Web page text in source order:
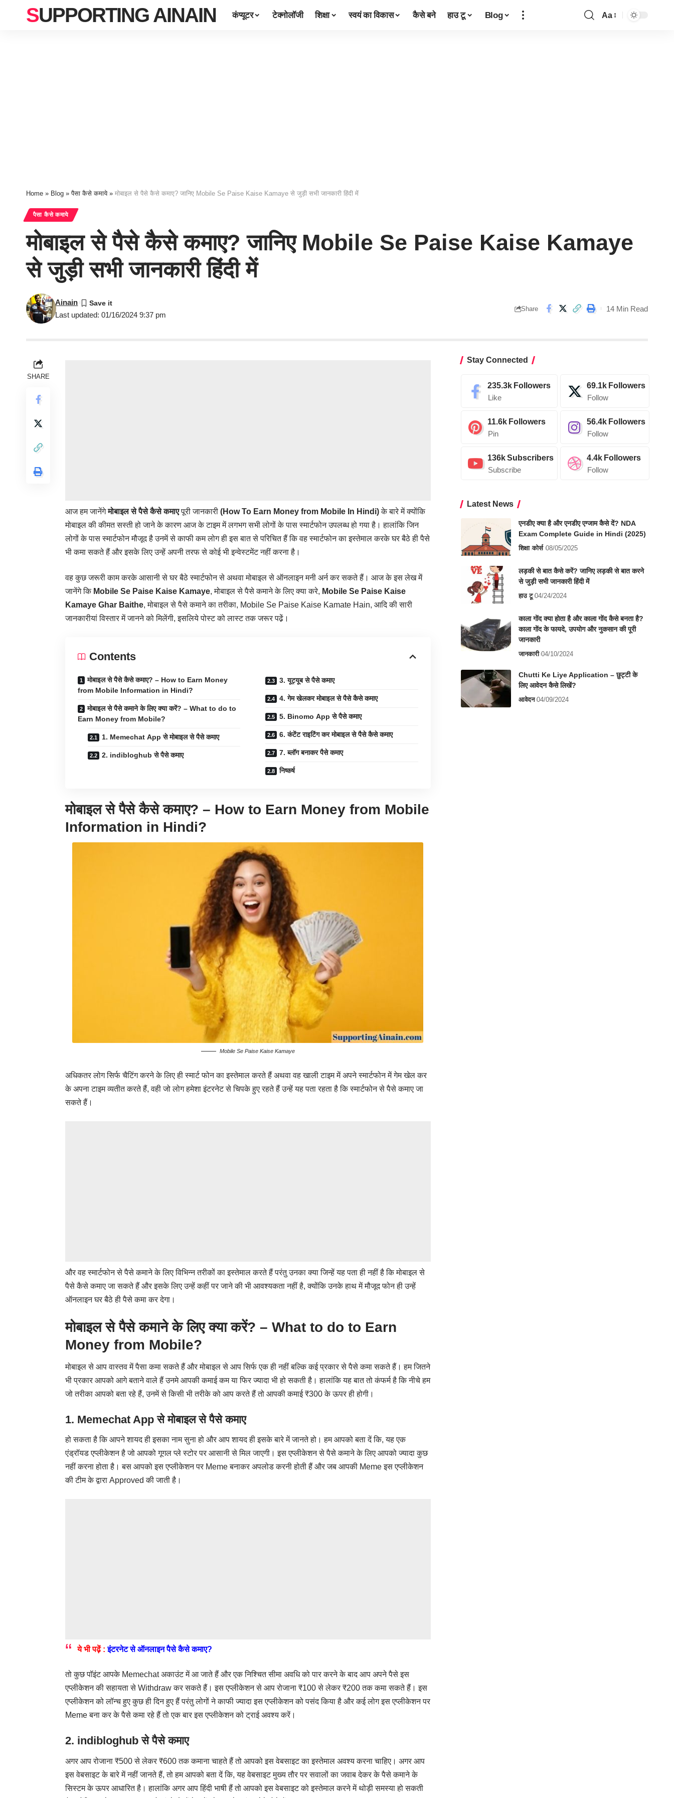
SUPPORTING AINAIN कंप्यूटर टेक्नोलॉजी शिक्षा स्वयं का विकास कैसे बने हाउ टू Blog Aa
Home » Blog »पैसा कैसे कमाये» मोबाइल से पैसे कैसे कमाए? जानिए Mobile Se Paise Kaise Kamaye से जुड़ी सभी जानकारी हिंदी में
पैसा कैसे कमाये
मोबाइल से पैसे कैसे कमाए? जानिए Mobile Se Paise Kaise Kamaye
से जुड़ी सभी जानकारी हिंदी में
Last updated: 01/16/2024 9:37 pm
Ainain
Share 14 Min Read
SHARE
आज हम जानेंगेमोबाइल से पैसे कैसे कमाएपूरी जानकारी (How To Earn Money from Mobile In Hindi)के बारे में क्योंकि
मोबाइल की कीमत सस्ती हो जाने के कारण आज के टाइम में लगभग सभी लोगों के पास स्मार्टफोन उपलब्ध हो गया है। हालांकि जिन
लोगों के पास स्मार्टफोन मौजूद है उनमें से काफी कम लोग ही इस बात से परिचित हैं कि वह स्मार्टफोन का इस्तेमाल करके घर बैठे ही पैसे
भी कमा सकते हैं और इसके लिए उन्हें अपनी तरफ से कोई भी इन्वेस्टमेंट नहीं करना है।
वह कुछ जरूरी काम करके आसानी से घर बैठे स्मार्टफोन से अथवा मोबाइल से ऑनलाइन मनी अर्न कर सकते हैं। आज के इस लेख में
जानेंगे कि Mobile Se Paise Kaise Kamaye, मोबाइल से पैसे कमाने के लिए क्या करे, Mobile Se Paise Kaise
Kamaye Ghar Baithe, मोबाइल से पैसे कमाने का तरीका, Mobile Se Paise Kaise Kamate Hain, आदि की सारी
जानकारीयां विस्तार में जानने को मिलेंगी, इसलिये पोस्ट को लास्ट तक जरूर पढे़ं।
Contents
मोबाइल से पैसे कैसे कमाए? – How to Earn Money
from Mobile Information in Hindi?
मोबाइल से पैसे कमाने के लिए क्या करें? – What to do to
Earn Money from Mobile?
1. Memechat App से मोबाइल से पैसे कमाए
2. indibloghub से पैसे कमाए
3. यूट्यूब से पैसे कमाए
4. गेम खेलकर मोबाइल से पैसे कैसे कमाए
5. Binomo App से पैसे कमाए
6. कंटेंट राइटिंग कर मोबाइल से पैसे कैसे कमाए
7. ब्लॉग बनाकर पैसे कमाए
निष्कर्ष
मोबाइल से पैसे कैसे कमाए? – How to Earn Money from Mobile
Information in Hindi?
Mobile Se Paise Kaise Kamaye
अधिकतर लोग सिर्फ चैटिंग करने के लिए ही स्मार्ट फोन का इस्तेमाल करते हैं अथवा वह खाली टाइम में अपने स्मार्टफोन में गेम खेल कर
के अपना टाइम व्यतीत करते हैं, वही जो लोग हमेशा इंटरनेट से चिपके हुए रहते हैं उन्हें यह पता रहता है कि स्मार्टफोन से पैसे कमाए जा
सकते हैं।
और वह स्मार्टफोन से पैसे कमाने के लिए विभिन्न तरीकों का इस्तेमाल करते हैं परंतु उनका क्या जिन्हें यह पता ही नहीं है कि मोबाइल से
पैसे कैसे कमाए जा सकते हैं और इसके लिए उन्हें कहीं पर जाने की भी आवश्यकता नहीं है, क्योंकि उनके हाथ में मौजूद फोन ही उन्हें
ऑनलाइन घर बैठे ही पैसे कमा कर देगा।
मोबाइल से पैसे कमाने के लिए क्या करें? – What to do to Earn
Money from Mobile?
मोबाइल से आप वास्तव में पैसा कमा सकते हैं और मोबाइल से आप सिर्फ एक ही नहीं बल्कि कई प्रकार से पैसे कमा सकते हैं। हम जितने
भी प्रकार आपको आगे बताने वाले हैं उनमे आपकी कमाई कम या फिर ज्यादा भी हो सकती है। हालांकि यह बात तो कंफर्म है कि नीचे हम
जो तरीका आपको बता रहे हैं, उनमें से किसी भी तरीके को आप करते हैं तो आपकी कमाई ₹300 के ऊपर ही होगी।
1. Memechat App से मोबाइल से पैसे कमाए
हो सकता है कि आपने शायद ही इसका नाम सुना हो और आप शायद ही इसके बारे में जानते हो। हम आपको बता दें कि, यह एक
एंड्रॉयड एप्लीकेशन है जो आपको गूगल प्ले स्टोर पर आसानी से मिल जाएगी। इस एप्लीकेशन से पैसे कमाने के लिए आपको ज्यादा कुछ
नहीं करना होता है। बस आपको इस एप्लीकेशन पर Meme बनाकर अपलोड करनी होती हैं और जब आपकी Meme इस एप्लीकेशन
की टीम के द्वारा Approved की जाती है।
ये भी पढ़ें : इंटरनेट से ऑनलाइन पैसे कैसे कमाए?
तो कुछ पॉइंट आपके Memechat अकाउंट में आ जाते हैं और एक निश्चित सीमा अवधि को पार करने के बाद आप अपने पैसे इस
एप्लीकेशन की सहायता से Withdraw कर सकते हैं। इस एप्लीकेशन से आप रोजाना ₹100 से लेकर ₹200 तक कमा सकते हैं। इस
एप्लीकेशन को लॉन्च हुए कुछ ही दिन हुए हैं परंतु लोगों ने काफी ज्यादा इस एप्लीकेशन को पसंद किया है और कई लोग इस एप्लीकेशन पर
Meme बना कर के पैसे कमा रहे हैं तो एक बार इस एप्लीकेशन को ट्राई अवश्य करें।
2. indibloghubसे पैसे कमाए
अगर आप रोजाना ₹500 से लेकर ₹600 तक कमाना चाहते हैं तो आपको इस वेबसाइट का इस्तेमाल अवश्य करना चाहिए। अगर आप
इस वेबसाइट के बारे में नहीं जानते हैं, तो हम आपको बता दें कि, यह वेबसाइट मुख्य तौर पर सवालों का जवाब देकर के पैसे कमाने के
सिस्टम के ऊपर आधारित है। हालांकि अगर आप हिंदी भाषी हैं तो आपको इस वेबसाइट को इस्तेमाल करने में थोड़ी समस्या हो सकती
Stay Connected
235.3k Followers
Like
69.1k Followers
Follow
11.6k Followers
Pin
56.4k Followers
Follow
136kSubscribers
Subscribe
4.4k Followers
Follow
Latest News
एनडीए क्या है और एनडीए एग्जाम कैसे दें? NDA
Exam Complete Guide in Hindi (2025)
शिक्षा कोर्स 08/05/2025
लड़की से बात कैसे करें? जानिए लड़की से बात करने
से जुड़ी सभी जानकारी हिंदी में
हाउ टू 04/24/2024
काला गोंद क्या होता है और काला गोंद कैसे बनता है?
काला गोंद के फायदे, उपयोग और नुकसान की पूरी
जानकारी
जानकारी 04/10/2024
Chutti Ke Liye Application – छुट्टी के
लिए आवेदन कैसे लिखें?
आवेदन 04/09/2024